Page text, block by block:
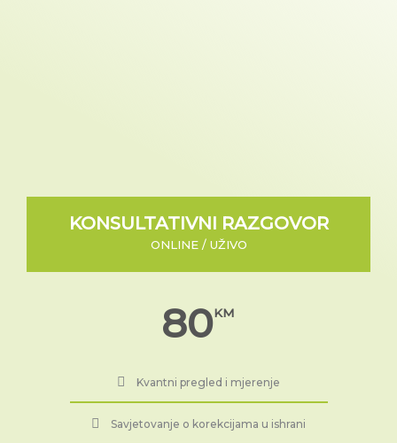
KONSULTATIVNI RAZGOVOR
ONLINE / UŽIVO
80KM
Kvantni pregled i mjerenje
Savjetovanje o korekcijama u ishrani